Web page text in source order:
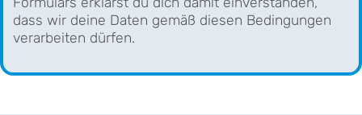
dass wir deine Daten gemäß diesen Bedingungen
verarbeiten dürfen.